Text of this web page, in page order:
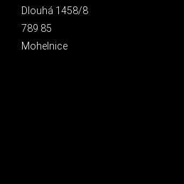
Dlouhá 1458/8
789 85
Mohelnice